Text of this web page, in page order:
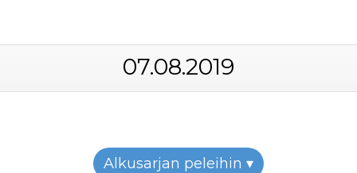
28.03.2026
24.03.2026
19.03.2026
12.03.2026
26.02.2026
24.02.2026
07.08.2019
Alkusarjan peleihin ▾